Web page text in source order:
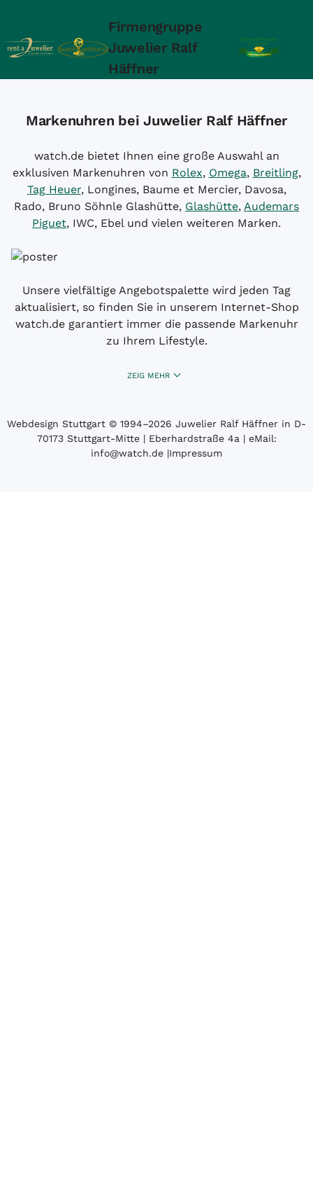
Firmengruppe
Juwelier Ralf
Häffner
Markenuhren bei Juwelier Ralf Häffner
watch.de bietet Ihnen eine große Auswahl an
exklusiven Markenuhren von Rolex, Omega, Breitling,
Tag Heuer, Longines, Baume et Mercier, Davosa,
Rado, Bruno Söhnle Glashütte, Glashütte, Audemars
Piguet, IWC, Ebel und vielen weiteren Marken.
Unsere vielfältige Angebotspalette wird jeden Tag
aktualisiert, so finden Sie in unserem Internet-Shop
watch.de garantiert immer die passende Markenuhr
zu Ihrem Lifestyle.
ZEIG MEHR
Webdesign Stuttgart © 1994­–2026 Juwelier Ralf Häffner in D-
70173 Stuttgart-Mitte | Eberhardstraße 4a | eMail:
info@watch.de |Impressum